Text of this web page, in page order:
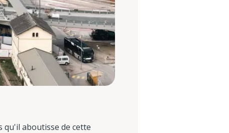
qu'il aboutisse de cette